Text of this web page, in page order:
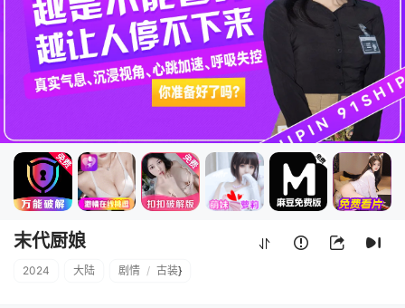
清空
末代厨娘
2024 大陆 剧情 / 古装}